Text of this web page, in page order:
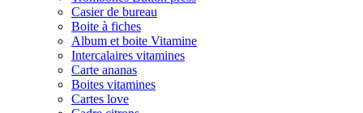
Casier de bureau
Boite à fiches
Album et boite Vitamine
Intercalaires vitamines
Carte ananas
Boites vitamines
Cartes love